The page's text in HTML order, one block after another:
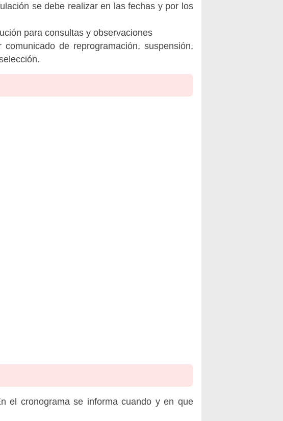
se debe realizar en las fechas y por los
para consultas y observaciones
de reprogramación, suspensión,
el cronograma se informa cuando y en que